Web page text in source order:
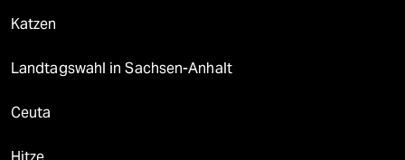
Katzen
Landtagswahl in Sachsen-Anhalt
Ceuta